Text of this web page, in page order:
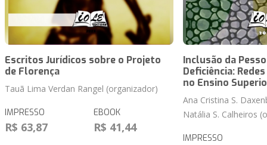
Escritos Jurídicos sobre o Projeto
de Florença
Tauã Lima Verdan Rangel (organizador)
IMPRESSO
R$ 63,87
EBOOK
R$ 41,44
Inclusão da
Deficiência:
no Ensino
Ana Cristina S.
Natália S. Calheiros
IMPRESSO